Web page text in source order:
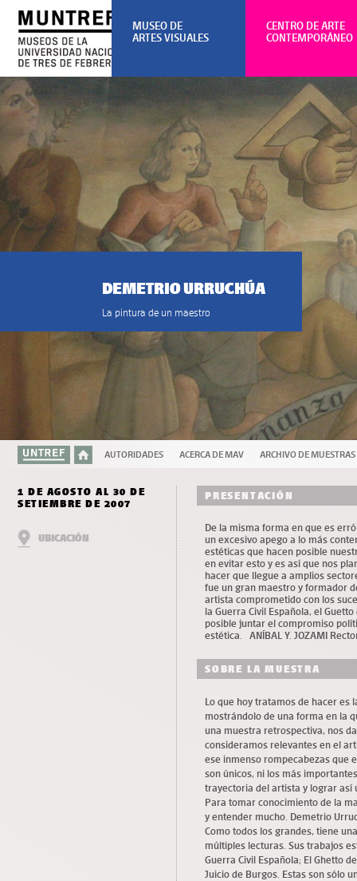
DEMETRIO URRUCHÚA
La pintura de un maestro
AUTORIDADES ACERCA DE MAV ARCHIVO DE MUESTRAS
1 DE AGOSTO AL 30 DE
SETIEMBRE DE 2007
UBICACIÓN
PRESENTACIÓN
De la misma forma en que es
un excesivo apego a lo más
estéticas que hacen posible
en evitar esto y es así que nos
hacer que llegue a amplios
fue un gran maestro y formador
artista comprometido con los
la Guerra Civil Española, el
posible juntar el compromiso
estética. ANÍBAL Y. JOZAMI
SOBRE LA MUESTRA
Lo que hoy tratamos de hacer es
mostrándolo de una forma en la
una muestra retrospectiva, nos
consideramos relevantes en el
ese inmenso rompecabezas que
son únicos, ni los más
trayectoria del artista y lograr así
Para tomar conocimiento de la
y entender mucho. Demetrio
Como todos los grandes, tiene
múltiples lecturas. Sus trabajos
Guerra Civil Española; El Ghetto
Juicio de Burgos. Estas son sólo
CENTRO DE ARTE
CONTEMPORÁNEO
MUSEO DE
ARTES VISUALES